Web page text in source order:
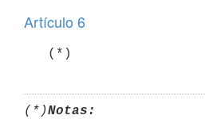
Artículo 6
   (*)
(*)Notas: